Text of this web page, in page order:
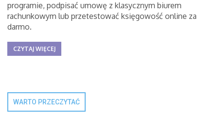
programie, podpisać umowę z klasycznym biurem
rachunkowym lub przetestować księgowość online za
darmo.
CZYTAJ WIĘCEJ
WARTO PRZECZYTAĆ